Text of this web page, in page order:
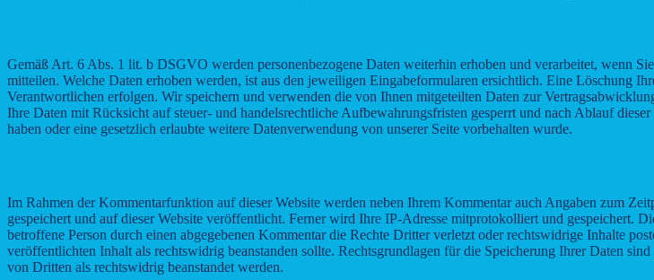
Gemäß Art. 6 Abs. 1 lit. b DSGVO werden personenbezogene Daten weiterhin erhoben und verarbeitet, wenn
mitteilen. Welche Daten erhoben werden, ist aus den jeweiligen Eingabeformularen ersichtlich. Eine Löschung
Verantwortlichen erfolgen. Wir speichern und verwenden die von Ihnen mitgeteilten Daten zur
Ihre Daten mit Rücksicht auf steuer- und handelsrechtliche Aufbewahrungsfristen gesperrt und nach Ablauf
haben oder eine gesetzlich erlaubte weitere Datenverwendung von unserer Seite vorbehalten wurde.
Im Rahmen der Kommentarfunktion auf dieser Website werden neben Ihrem Kommentar auch Angaben zum
gespeichert und auf dieser Website veröffentlicht. Ferner wird Ihre IP-Adresse mitprotokolliert und gespeichert.
betroffene Person durch einen abgegebenen Kommentar die Rechte Dritter verletzt oder rechtswidrige Inhalte
veröffentlichten Inhalt als rechtswidrig beanstanden sollte. Rechtsgrundlagen für die Speicherung Ihrer Daten
von Dritten als rechtswidrig beanstandet werden.